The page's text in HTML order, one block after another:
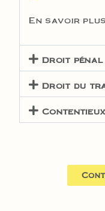
En savoir plus
Droit pénal
Droit du